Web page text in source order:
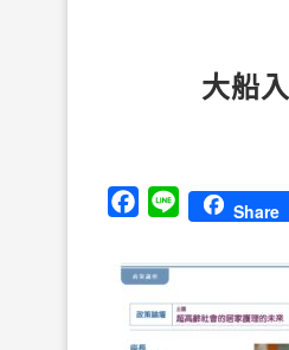
大船
Facebook
Line Share